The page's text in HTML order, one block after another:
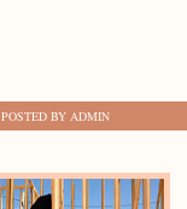
POSTED BY ADMIN